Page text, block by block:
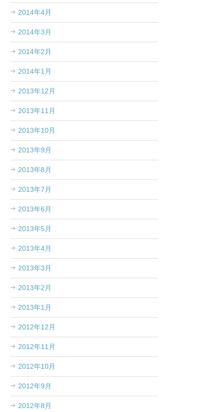
2014年4月
2014年3月
2014年2月
2014年1月
2013年12月
2013年11月
2013年10月
2013年9月
2013年8月
2013年7月
2013年6月
2013年5月
2013年4月
2013年3月
2013年2月
2013年1月
2012年12月
2012年11月
2012年10月
2012年9月
2012年8月